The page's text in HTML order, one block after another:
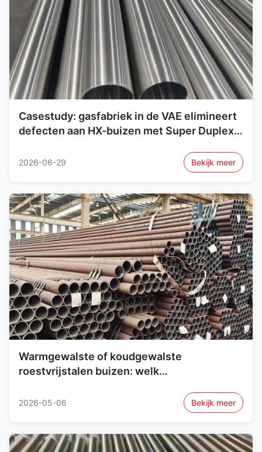
Casestudy: gasfabriek in de VAE elimineert
defecten aan HX-buizen met Super Duplex
2026-06-29 Bekijk meer
Warmgewalste of koudgewalste
roestvrijstalen buizen: welk
project?
2026-05-06 Bekijk meer